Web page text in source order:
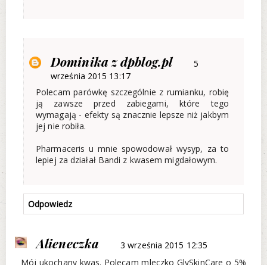
Dominika z dpblog.pl
5
września 2015 13:17
Polecam parówkę szczególnie z rumianku, robię
ją zawsze przed zabiegami, które tego
wymagają - efekty są znacznie lepsze niż jakbym
jej nie robiła.
Pharmaceris u mnie spowodował wysyp, za to
lepiej za działał Bandi z kwasem migdałowym.
Odpowiedz
Alieneczka
3 września 2015 12:35
Mój ukochany kwas. Polecam mleczko GlySkinCare o 5%